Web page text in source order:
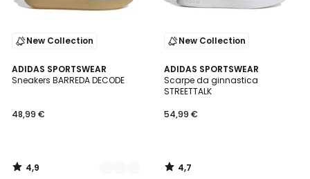
New Collection
ADIDAS SPORTSWEAR
Sneakers BARREDA DECODE
48,99 €
4,9
/ 5
2
Colori
4,9
/
New Collection
ADIDAS SPORTSWEAR
Scarpe da ginnastica
STREETTALK
54,99 €
4,7
/ 5
4,7
/